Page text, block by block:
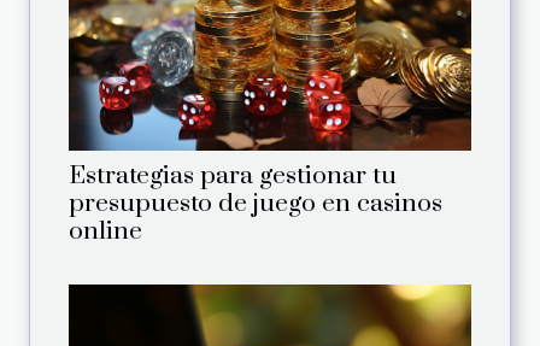
Estrategias para gestionar tu
presupuesto de juego en casinos
online